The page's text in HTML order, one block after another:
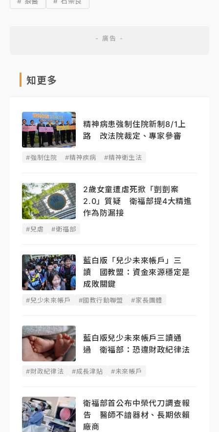
知更多
精神病患強制住院新制8/1上
路 改法院裁定、專家參審
#強制住院 #精神疾病 #精神衛生法
2歲女童遭虐死掀「剴剴案
2.0」質疑 衛福部提4大精進
作為防漏接
#兒虐 #衛福部
藍白版「兒少未來帳戶」三
讀 國教盟：資金來源穩定是
成敗關鍵
#兒少未來帳戶 #國教行動聯盟 #家長團體
藍白版兒少未來帳戶三讀通
過 衛福部：恐違財政紀律法
#財政紀律法 #成長津貼 #未來帳戶
衛福部首公布中榮代刀調查報
告 醫師不諳器材、長期依賴
廠商